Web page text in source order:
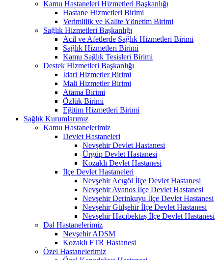
Kamu Hastaneleri Hizmetleri Başkanlığı
Hastane Hizmetleri Birimi
Verimlilik ve Kalite Yönetim Birimi
Sağlık Hizmetleri Başkanlığı
Acil ve Afetlerde Sağlık Hizmetleri Birimi
Sağlık Hizmetleri Birimi
Kamu Sağlık Tesisleri Birimi
Destek Hizmetleri Başkanlığı
İdari Hizmetler Birimi
Mali Hizmetler Birimi
Atama Birimi
Özlük Birimi
Eğitim Hizmetleri Birimi
Sağlık Kurumlarımız
Kamu Hastanelerimiz
Devlet Hastaneleri
Nevşehir Devlet Hastanesi
Ürgüp Devlet Hastanesi
Kozaklı Devlet Hastanesi
İlçe Devlet Hastaneleri
Nevşehir Acıgöl İlçe Devlet Hastanesi
Nevşehir Avanos İlçe Devlet Hastanesi
Nevşehir Derinkuyu İlçe Devlet Hastanesi
Nevşehir Gülşehir İlçe Devlet Hastanesi
Nevşehir Hacıbektaş İlçe Devlet Hastanesi
Dal Hastanelerimiz
Nevşehir ADSM
Kozaklı FTR Hastanesi
Özel Hastanelerimiz